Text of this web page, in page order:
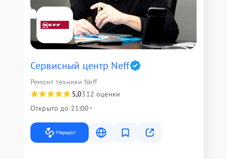
Сервисный центр Neff
Ремонт техники Neff
5,0312 оценки
Открыто до 21:00
Маршрут